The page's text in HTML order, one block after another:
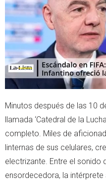
Minutos después de las 10
llamada ‘Catedral de la
completo. Miles de
linternas de sus celulares,
electrizante. Entre el sonido
ensordecedora, la